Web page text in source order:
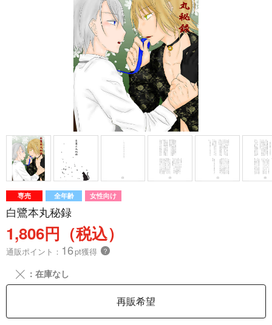
専売 全年齢 女性向け
白鷺本丸秘録
1,806円（税込）
通販ポイント： 16pt獲得 ？
╳ ：在庫なし
再販希望